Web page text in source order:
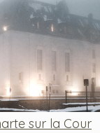
sur la Cour